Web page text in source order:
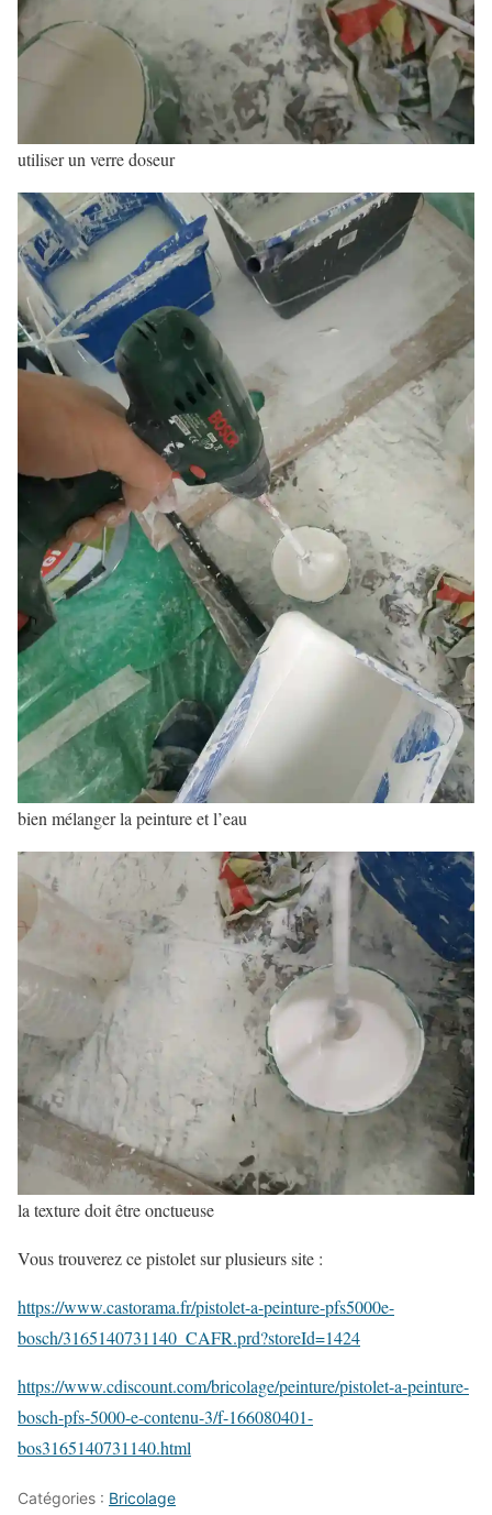
utiliser un verre doseur
bien mélanger la peinture et l’eau
la texture doit être onctueuse
Vous trouverez ce pistolet sur plusieurs site :
https://www.castorama.fr/pistolet-a-peinture-pfs5000e-
bosch/3165140731140_CAFR.prd?storeId=1424
https://www.cdiscount.com/bricolage/peinture/pistolet-a-peinture-
bosch-pfs-5000-e-contenu-3/f-166080401-
bos3165140731140.html
Catégories : Bricolage